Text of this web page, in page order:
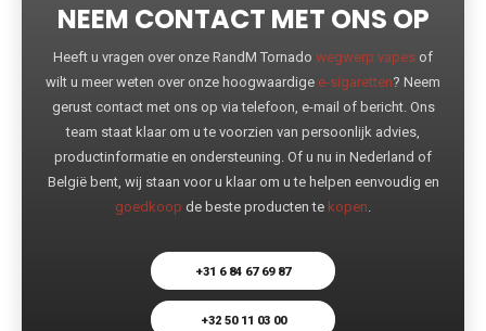
NEEM CONTACT MET ONS OP
Heeft u vragen over onze RandM Tornado wegwerp vapes of
wilt u meer weten over onze hoogwaardige e-sigaretten? Neem
gerust contact met ons op via telefoon, e-mail of bericht. Ons
team staat klaar om u te voorzien van persoonlijk advies,
productinformatie en ondersteuning. Of u nu in Nederland of
België bent, wij staan voor u klaar om u te helpen eenvoudig en
goedkoop de beste producten te kopen.
+31 6 84 67 69 87
+32 50 11 03 00